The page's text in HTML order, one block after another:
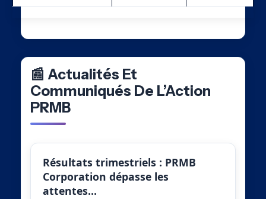
📰 Actualités Et
Communiqués De L’Action
PRMB
Résultats trimestriels : PRMB
Corporation dépasse les
attentes…